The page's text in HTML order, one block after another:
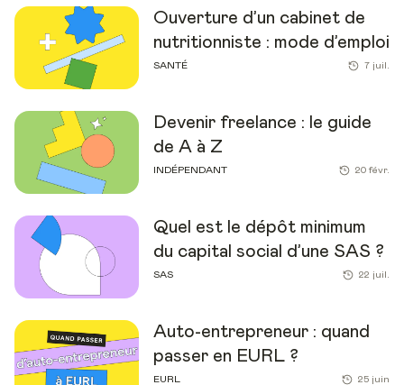
Ouverture d’un cabinet de
nutritionniste : mode d’emploi
SANTÉ 7 juil.
Devenir freelance : le guide
de A à Z
INDÉPENDANT 20 févr.
Quel est le dépôt minimum
du capital social d’une SAS ?
SAS 22 juil.
Auto-entrepreneur : quand
passer en EURL ?
EURL 25 juin